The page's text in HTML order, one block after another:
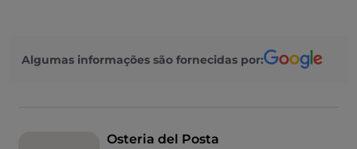
Algumas informações são fornecidas por:
Osteria del Posta